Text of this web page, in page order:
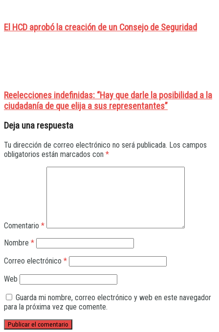
El HCD aprobó la creación de un Consejo de Seguridad
Reelecciones indefinidas: “Hay que darle la posibilidad a la
ciudadanía de que elija a sus representantes”
Deja una respuesta
Tu dirección de correo electrónico no será publicada. Los campos
obligatorios están marcados con *
Comentario *
Nombre *
Correo electrónico *
Web
Guarda mi nombre, correo electrónico y web en este navegador
para la próxima vez que comente.